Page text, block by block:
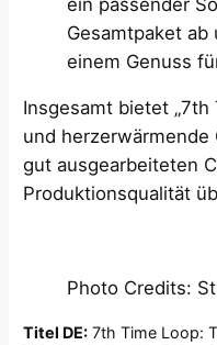
Gesamtpaket ab
einem Genuss
Insgesamt bietet „7th
und herzerwärmende
gut ausgearbeiteten
Produktionsqualität
Photo Credits:
Titel DE: 7th Time Loop: